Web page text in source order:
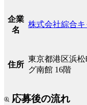
企業
名
株式会社綜合
住所
東京都港区浜
グ南館 16階
応募後の流れ